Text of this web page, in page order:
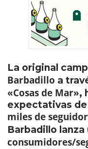
La original
Barbadillo a
«Cosas de Mar»,
expectativas
miles de
Barbadillo lanza
consumidores/